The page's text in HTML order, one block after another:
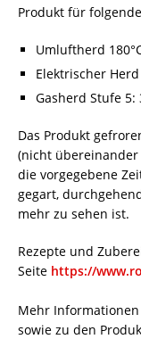
Produkt für
Umluftherd
Elektrischer
Gasherd Stufe
Das Produkt
(nicht
die vorgegebene
gegart,
mehr zu sehen ist.
Rezepte und
Seite https://
Mehr
sowie zu den